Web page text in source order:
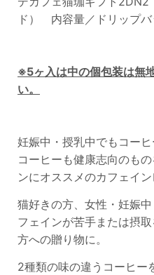
ド） 内容量／ドリップ
※5ヶ入は中の個包装は無
い。
妊娠中・授乳中でもコー
コーヒーも健康志向のも
ンにオススメのカフェイン
猫好きの方、女性・妊娠
フェインが苦手または摂
方への贈り物に。
2種類の味の違うコーヒー